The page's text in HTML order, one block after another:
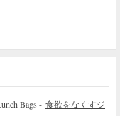
食欲をなくすジ